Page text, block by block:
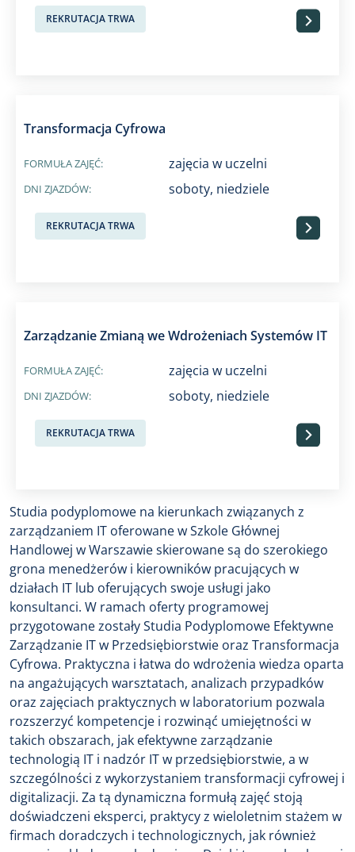
REKRUTACJA TRWA Przejdź
Transformacja Cyfrowa
FORMUŁA ZAJĘĆ: zajęcia w uczelni
DNI ZJAZDÓW: soboty, niedziele
REKRUTACJA TRWA Przejdź
Zarządzanie Zmianą we Wdrożeniach Systemów IT
FORMUŁA ZAJĘĆ: zajęcia w uczelni
DNI ZJAZDÓW: soboty, niedziele
REKRUTACJA TRWA Przejdź
Studia podyplomowe na kierunkach związanych z
zarządzaniem IT oferowane w Szkole Głównej
Handlowej w Warszawie skierowane są do szerokiego
grona menedżerów i kierowników pracujących w
działach IT lub oferujących swoje usługi jako
konsultanci. W ramach oferty programowej
przygotowane zostały Studia Podyplomowe Efektywne
Zarządzanie IT w Przedsiębiorstwie oraz Transformacja
Cyfrowa. Praktyczna i łatwa do wdrożenia wiedza oparta
na angażujących warsztatach, analizach przypadków
oraz zajęciach praktycznych w laboratorium pozwala
rozszerzyć kompetencje i rozwinąć umiejętności w
takich obszarach, jak efektywne zarządzanie
technologią IT i nadzór IT w przedsiębiorstwie, a w
szczególności z wykorzystaniem transformacji cyfrowej i
digitalizacji. Za tą dynamiczna formułą zajęć stoją
doświadczeni eksperci, praktycy z wieloletnim stażem w
firmach doradczych i technologicznych, jak również